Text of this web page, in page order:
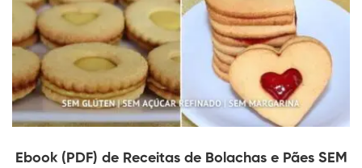
Ebook (PDF) de Receitas de Bolachas e Pães SEM